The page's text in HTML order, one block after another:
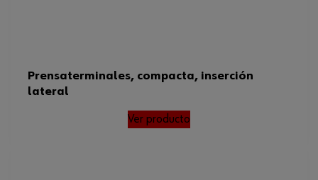
Prensaterminales, compacta, inserción
lateral
Ver producto